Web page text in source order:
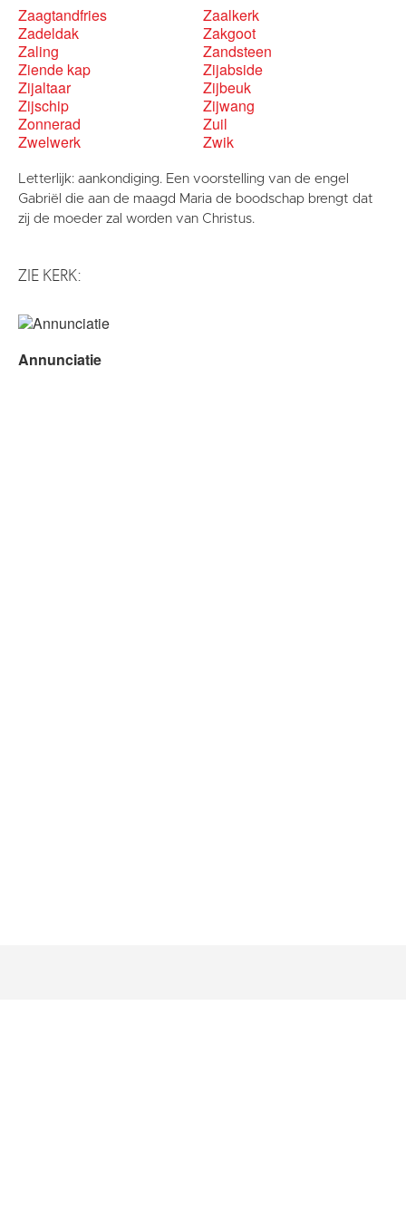
Zaagtandfries
Zaalkerk
Zadeldak
Zakgoot
Zaling
Zandsteen
Ziende kap
Zijabside
Zijaltaar
Zijbeuk
Zijschip
Zijwang
Zonnerad
Zuil
Zwelwerk
Zwik
Letterlijk: aankondiging. Een voorstelling van de engel
Gabriël die aan de maagd Maria de boodschap brengt dat
zij de moeder zal worden van Christus.
ZIE KERK:
Annunciatie